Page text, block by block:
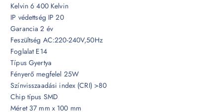
Kelvin 6 400 Kelvin
IP védettség IP 20
Garancia 2 év
Feszültség AC:220-240V,50Hz
Foglalat E14
Típus Gyertya
Fényerő megfelel 25W
Színvisszaadási index (CRI) >80
Chip típus SMD
Méret 37 mm x 100 mm